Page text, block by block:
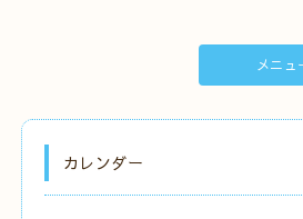
メニュ
カレンダー